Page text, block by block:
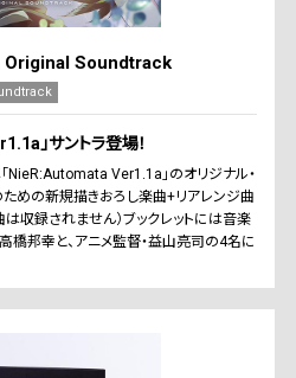
Original Soundtrack
」サントラ登場！
NieR:Automata Ver1.1a」のオリジナル・
ための新規描きおろし楽曲+リアレンジ曲
収録されません）ブックレットには音楽
橋邦幸と、アニメ監督・益山亮司の4名に